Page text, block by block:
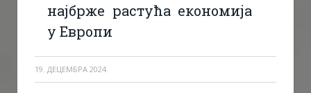
најбрже растућа економија
у Европи
19. ДЕЦЕМБРА 2024.